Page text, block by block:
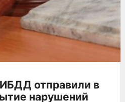
отправили в
нарушений